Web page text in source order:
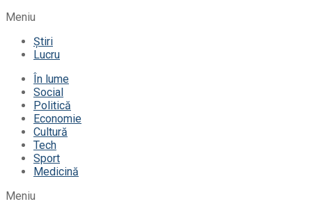
Meniu
Știri
Lucru
În lume
Social
Politică
Economie
Cultură
Tech
Sport
Medicină
Meniu